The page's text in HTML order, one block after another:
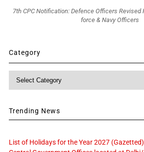
7th CPC Notification: Defence Officers Revised
force & Navy Officers
Category
Category
Trending News
List of Holidays for the Year 2027